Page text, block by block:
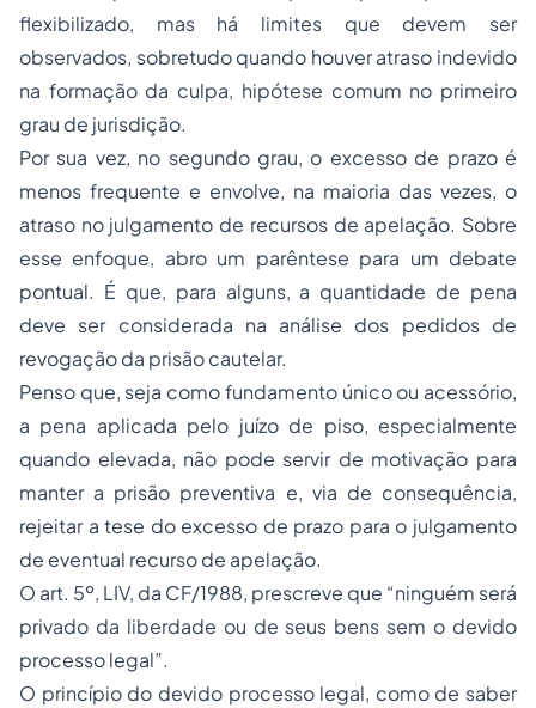
flexibilizado, mas há limites que devem ser
observados, sobretudo quando houver atraso indevido
na formação da culpa, hipótese comum no primeiro
grau de jurisdição.
Por sua vez, no segundo grau, o excesso de prazo é
menos frequente e envolve, na maioria das vezes, o
atraso no julgamento de recursos de apelação. Sobre
esse enfoque, abro um parêntese para um debate
pontual. É que, para alguns, a quantidade de pena
deve ser considerada na análise dos pedidos de
revogação da prisão cautelar.
Penso que, seja como fundamento único ou acessório,
a pena aplicada pelo juízo de piso, especialmente
quando elevada, não pode servir de motivação para
manter a prisão preventiva e, via de consequência,
rejeitar a tese do excesso de prazo para o julgamento
de eventual recurso de apelação.
O art. 5º, LIV, da CF/1988, prescreve que “ninguém será
privado da liberdade ou de seus bens sem o devido
processo legal”.
O princípio do devido processo legal, como de saber